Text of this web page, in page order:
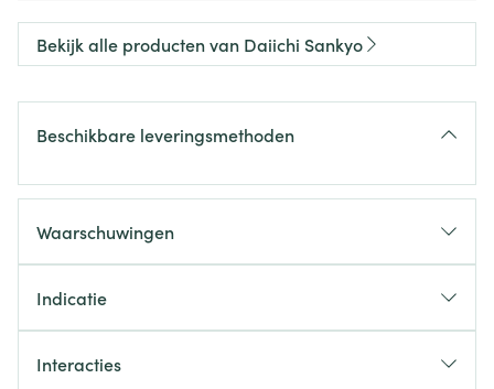
Bekijk alle producten van Daiichi Sankyo
Beschikbare leveringsmethoden
Waarschuwingen
Indicatie
Interacties